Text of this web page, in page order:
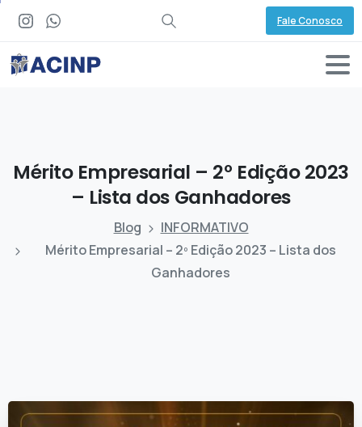
Fale Conosco
Mérito Empresarial – 2º Edição 2023
– Lista dos Ganhadores
Blog
INFORMATIVO
Mérito Empresarial – 2º Edição 2023 – Lista dos
Ganhadores